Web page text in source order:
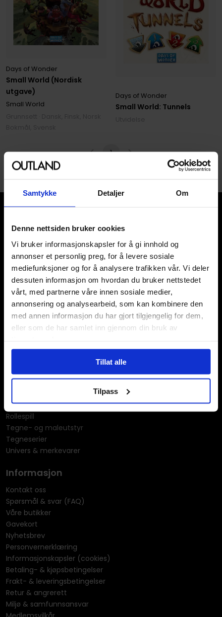
Samtykke Detaljer Om
Denne nettsiden bruker cookies
Vi bruker informasjonskapsler for å gi innhold og
annonser et personlig preg, for å levere sosiale
mediefunksjoner og for å analysere trafikken vår. Vi deler
dessuten informasjon om hvordan du bruker nettstedet
vårt, med partnerne våre innen sosiale medier,
annonsering og analysearbeid, som kan kombinere den
med annen informasjon du har gjort tilgjengelig for dem,
eller som de har samlet inn gjennom din bruk av
Tillat alle
Tilpass
Small World (Nordisk
utgave)
Days of Wonder
Small World
Small World: Tunnels
Days of Wonder
1
Våre kategorier
Brettspill
Bøker
Godteri, mat & drikke
Hobby & fritid
Klær
KPOP & musikk
Manga
Merchandise & effekter
Puslespill
Rollespill
Tegne- og maleutstyr
Tegneserier
Univers & merkevarer
Informasjon
Kontakt oss
Spørsmål & svar (FAQ)
Våre butikker
Gavekort
Nyhetsbrev
Personvernerklæring
Informasjonskapsler (cookies)
Betaling- & kjøpsbetingelser
Frakt- & leveringsbetingelser
Retur & angrerett
Miljø & samfunnsansvar